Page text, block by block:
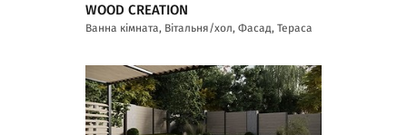
WOOD CREATION
Ванна кімната, Вітальня/хол, Фасад, Тераса